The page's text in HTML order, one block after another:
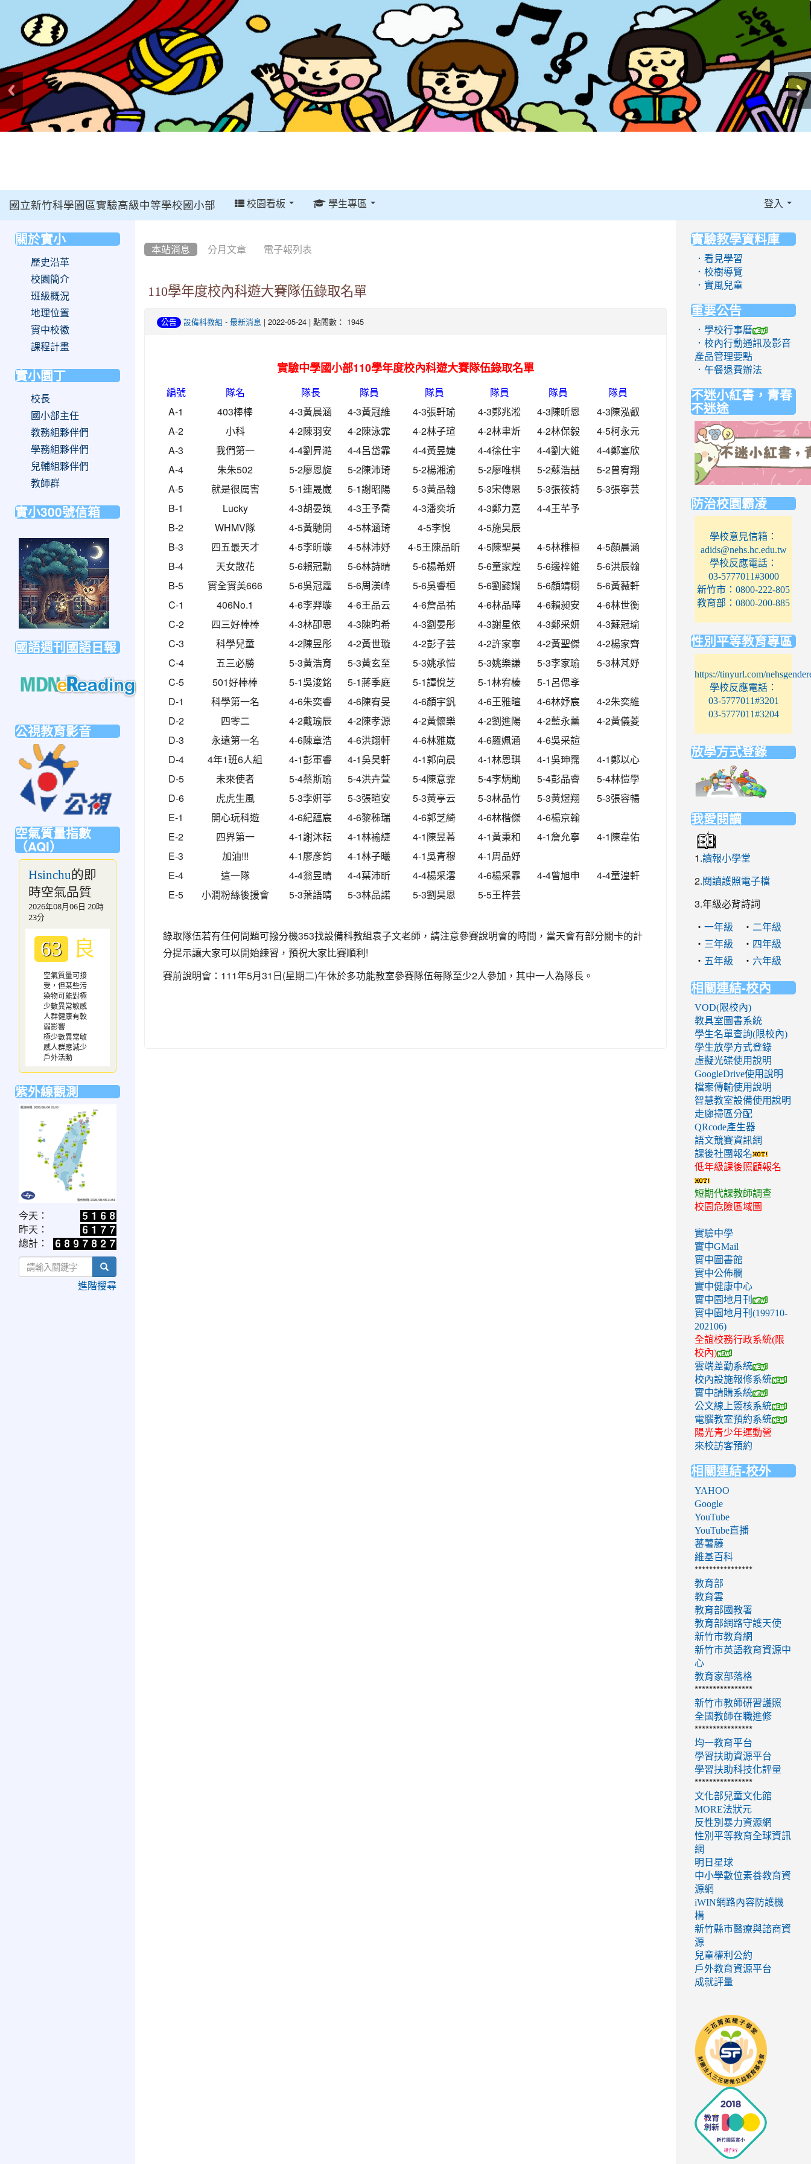
國立新竹科學園區實驗高級中等學校國小部 校園看板 學生專區 登入
本站消息 分月文章 電子報列表
110學年度校內科遊大賽隊伍錄取名單
公告 設備科教組 - 最新消息 | 2022-05-24 | 點閱數： 1945
實驗中學國小部110學年度校內科遊大賽隊伍錄取名單
編號 隊名 隊長 隊員 隊員 隊員 隊員
隊員
A-1
403棒棒 4-3黃晨涵 4-3黃冠維 4-3張軒瑜 4-3鄭兆淞 4-3陳昕恩
4-3陳泓叡
A-2
小科 4-2陳羽安 4-2陳泳霏 4-2林子瑄 4-2林聿炘 4-2林保毅
4-5柯永元
A-3
我們第一 4-4劉昇澔 4-4呂岱霏 4-4黃昱婕 4-4徐仕宇 4-4劉大維
4-4鄭宴欣
A-4
朱朱502 5-2廖恩旋 5-2陳沛琦 5-2楊湘渝 5-2廖唯棋 5-2蘇浩喆
5-2曾宥翔
A-5
就是很厲害 5-1連晟崴 5-1謝昭陽 5-3黃品翰 5-3宋傳恩 5-3張筱詩
5-3張寧芸
B-1
Lucky 4-3胡晏筑 4-3王予喬 4-3潘奕圻 4-3鄭力嘉
4-4王芊予
B-2
WHMV隊 4-5黃馳開 4-5林涵琦 4-5李悅
4-5施昊辰
B-3
四五最天才 4-5李昕璇 4-5林沛妤 4-5王陳品昕 4-5陳聖昊 4-5林稚桓
4-5顏晨涵
B-4
天女散花 5-6賴冠勳 5-6林詩晴 5-6楊希妍 5-6童家煌 5-6邊梓維
5-6洪辰翰
B-5
實全實美666 5-6吳冠霆 5-6周渼峰 5-6吳睿桓 5-6劉懿嫻 5-6顏靖栩
5-6黃薇軒
C-1
406No.1 4-6李羿璇 4-6王品云 4-6詹品祐 4-6林品曄 4-6賴昶安
4-6林世衡
C-2
四三好棒棒 4-3林卲恩 4-3陳昀希 4-3劉晏彤 4-3謝星依 4-3鄭采妍
4-3蘇冠瑜
C-3
科學兒童 4-2陳昱彤 4-2黃世璇 4-2彭子芸 4-2許家寧 4-2黃聖傑
4-2楊家齊
C-4
五三必勝 5-3黃浩育 5-3黃玄至 5-3姚承愷 5-3姚樂謙 5-3李家瑜
5-3林芃妤
C-5
501好棒棒 5-1吳浚銘 5-1蔣季庭 5-1譚悅芝 5-1林宥榛
5-1呂偲斈
D-1
科學第一名 4-6朱奕睿 4-6陳宥旻 4-6顏宇釩 4-6王雅暄 4-6林妤宸
4-2朱奕維
D-2
四零二 4-2戴瑜辰 4-2陳孝源 4-2黃懷樂 4-2劉進陽 4-2藍永薰
4-2黃儀菱
D-3
永遠第一名 4-6陳章浩 4-6洪翊軒 4-6林雅崴 4-6羅姵涵
4-6吳采諠
D-4
4年1班6人組 4-1彭軍睿 4-1吳昊軒 4-1郭向晨 4-1林恩琪 4-1吳珅霈
4-1鄭以心
D-5
未來使者 5-4蔡斯瑜 5-4洪卉萱 5-4陳意霏 5-4李炳勛 5-4彭品睿
5-4林愷學
D-6
虎虎生風 5-3李姸葶 5-3張暄安 5-3黃亭云 5-3林品竹 5-3黃煜翔
5-3張容暢
E-1
開心玩科遊 4-6紀蘊宸 4-6黎秭瑞 4-6郭芝綺 4-6林楷傑
4-6楊京翰
E-2
四界第一 4-1謝沐耘 4-1林褕緁 4-1陳昱莃 4-1黃秉和 4-1詹允寧
4-1陳韋佑
E-3
加油!!! 4-1廖彥鈞 4-1林子曦 4-1吳青穆
4-1周品妤
E-4
這一隊 4-4翁昱晴 4-4葉沛昕 4-4楊采澐 4-6楊采霏 4-4曾旭申
4-4童湟軒
E-5
小潤粉絲後援會 5-3葉語晴 5-3林品諾 5-3劉昊恩 5-5王梓芸
錄取隊伍若有任何問題可撥分機353找設備科教組袁子文老師，請注意參賽說明會的時間，當天會有部分關卡的計
分提示讓大家可以開始練習，預祝大家比賽順利!
賽前說明會：111年5月31日(星期二)午休於多功能教室參賽隊伍每隊至少2人參加，其中一人為隊長。
關於實小
歷史沿革
校園簡介
班級概況
地理位置
實中校徽
課程計畫
實小園丁
校長
國小部主任
教務組夥伴們
學務組夥伴們
兒輔組夥伴們
教師群
實小300號信箱
https://forms.gle/sb6qss7apF2uRjVc7
國語週刊國語日報
https://mdnereading.mdnkids.com
公視教育影音
https://ptsvod.sunnystudy.com.tw/school
空氣質量指數
（AQI）
Hsinchu的即
時空氣品質
2026年08月06日 20時
23分
63 良
空氣質量可接
受，但某些污
染物可能對極
少數異常敏感
人群健康有較
弱影響
極少數異常敏
感人群應減少
戶外活動
紫外線觀測
link
to
https://www.cwa.gov.tw/V8/C/W/OBS_UVI.html
今天：
昨天：
總計：
search
進階搜尋
實驗教學資料庫
．看見學習
．校樹導覽
．實風兒童
重要公告
．學校行事曆
．校內行動通訊及影音
產品管理要點
．午餐退費辦法
不迷小紅書，青春
不迷途
to
https://eliteracy.edu.tw/
防治校園霸凌
學校意見信箱：
adids@nehs.hc.edu.tw
學校反應電話：
03-5777011#3000
新竹市：0800-222-805
教育部：0800-200-885
性別平等教育專區
https://tinyurl.com/
學校反應電話：
03-5777011#3201
03-5777011#3204
放學方式登錄
https://
我愛閱讀
1.讀報小學堂
2.閱讀護照電子檔
3.年級必背詩詞
‧ 一年級 ‧ 二年級
‧ 三年級 ‧ 四年級
‧ 五年級 ‧ 六年級
相關連結-校內
VOD(限校內)
教具室圖書系統
學生名單查詢(限校內)
學生放學方式登錄
虛擬光碟使用說明
GoogleDrive使用說明
檔案傳輸使用說明
智慧教室設備使用說明
走廊掃區分配
QRcode產生器
語文競賽資訊網
課後社團報名
低年級課後照顧報名
短期代課教師調查
校園危險區域圖
實驗中學
實中GMail
實中圖書館
實中公佈欄
實中健康中心
實中園地月刊
實中園地月刊(199710-
202106)
全誼校務行政系統(限
校內)
雲端差勤系統
校內設施報修系統
實中請購系統
公文線上簽核系統
電腦教室預約系統
陽光青少年運動營
來校訪客預約
相關連結-校外
YAHOO
Google
YouTube
YouTube直播
蕃薯藤
維基百科
****************
教育部
教育雲
教育部國教署
教育部網路守護天使
新竹市教育網
新竹市英語教育資源中
心
教育家部落格
****************
新竹市教師研習護照
全國教師在職進修
****************
均一教育平台
學習扶助資源平台
學習扶助科技化評量
****************
文化部兒童文化館
MORE法狀元
反性別暴力資源網
性別平等教育全球資訊
網
明日星球
中小學數位素養教育資
源網
iWIN網路內容防護機
構
新竹縣市醫療與諮商資
源
兒童權利公約
戶外教育資源平台
成就評量
http://